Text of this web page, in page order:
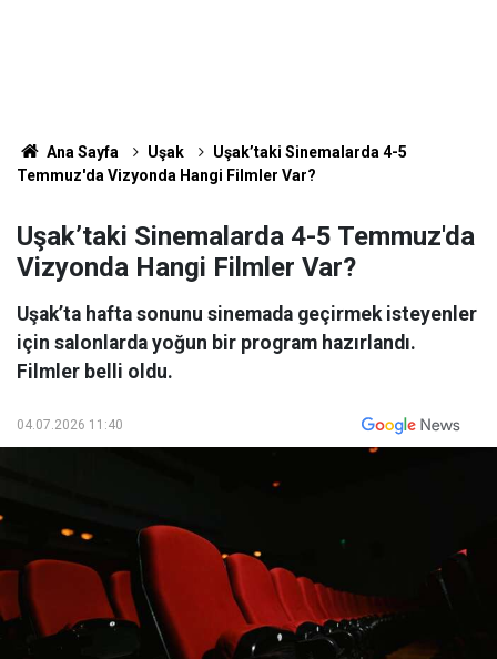
Ana Sayfa Uşak
Uşak’taki Sinemalarda 4-5
Temmuz'da Vizyonda Hangi Filmler Var?
Uşak’taki Sinemalarda 4-5 Temmuz'da
Vizyonda Hangi Filmler Var?
Uşak’ta hafta sonunu sinemada geçirmek isteyenler
için salonlarda yoğun bir program hazırlandı.
Filmler belli oldu.
04.07.2026 11:40